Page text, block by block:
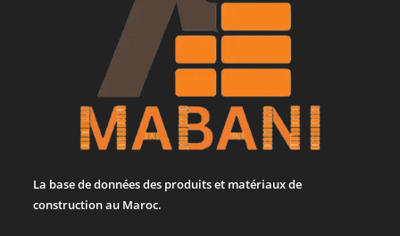
La base de données des produits et matériaux de
construction au Maroc.